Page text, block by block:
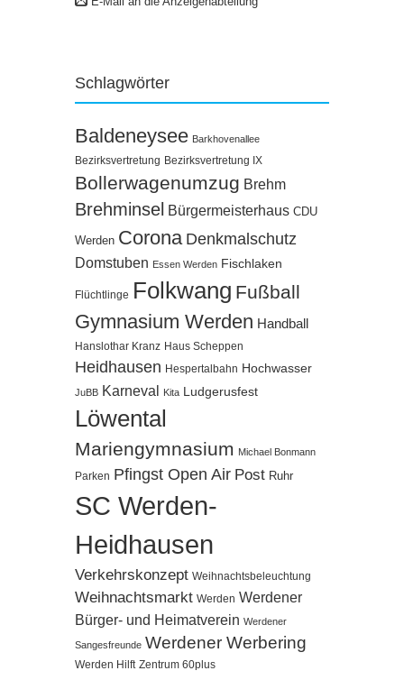
Schlagwörter
Baldeneysee Barkhovenallee
Bezirksvertretung Bezirksvertretung IX
Bollerwagenumzug Brehm
Brehminsel Bürgermeisterhaus CDU
Werden Corona Denkmalschutz
Domstuben Essen Werden Fischlaken
Flüchtlinge Folkwang Fußball
Gymnasium Werden Handball
Hanslothar Kranz Haus Scheppen
Heidhausen Hespertalbahn Hochwasser
JuBB Karneval Kita Ludgerusfest
Löwental
Mariengymnasium Michael Bonmann
Parken Pfingst Open Air Post Ruhr
SC Werden-
Heidhausen
Verkehrskonzept Weihnachtsbeleuchtung
Weihnachtsmarkt Werden Werdener
Bürger- und Heimatverein Werdener
Sangesfreunde Werdener Werbering
Werden Hilft Zentrum 60plus